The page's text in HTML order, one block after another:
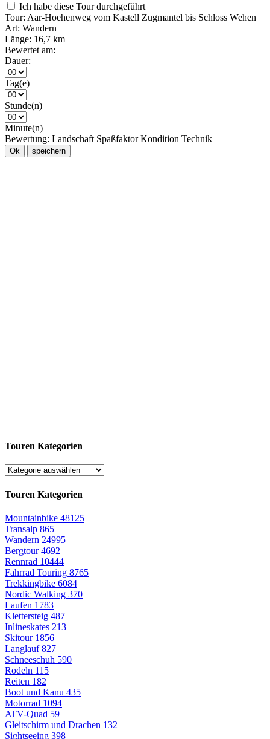
Ich habe diese Tour durchgeführt
Tour: Aar-Hoehenweg vom Kastell Zugmantel bis Schloss Wehen
Art: Wandern
Länge: 16,7 km
Bewertet am:
Dauer:
Tag(e)
Stunde(n)
Minute(n)
Bewertung: Landschaft Spaßfaktor Kondition Technik
Ok speichern
Touren Kategorien
Touren Kategorien
Mountainbike 48125
Transalp 865
Wandern 24995
Bergtour4692
Rennrad 10444
Fahrrad Touring 8765
Trekkingbike 6084
Nordic Walking 370
Laufen 1783
Klettersteig 487
Inlineskates 213
Skitour 1856
Langlauf827
Schneeschuh 590
Rodeln 115
Reiten 182
Boot und Kanu 435
Motorrad 1094
ATV-Quad 59
Gleitschirm und Drachen 132
Sightseeing 398